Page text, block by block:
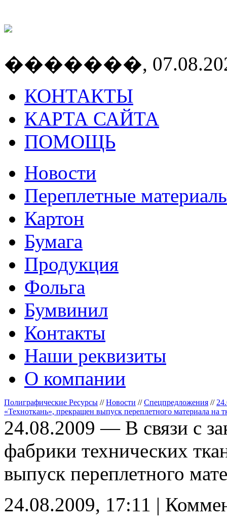
�������,
КОНТАКТЫ
КАРТА САЙТА
ПОМОЩЬ
Новости
Переплетные
Картон
Бумага
Продукция
Фольга
Бумвинил
Контакты
Наши реквизиты
О компании
Полиграфические Ресурсы //Новости //Спецпредложения //
«Техноткань», прекращен выпуск переплетного материала на
24.08.2009 — В связи с
фабрики технических
выпуск переплетного
24.08.2009, 17:11 |